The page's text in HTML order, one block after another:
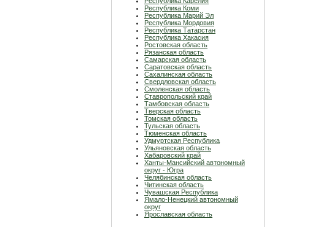
Республика Коми
Республика Марий Эл
Республика Мордовия
Республика Татарстан
Республика Хакасия
Ростовская область
Рязанская область
Самарская область
Саратовская область
Сахалинская область
Свердловская область
Смоленская область
Ставропольский край
Тамбовская область
Тверская область
Томская область
Тульская область
Тюменская область
Удмуртская Республика
Ульяновская область
Хабаровский край
Ханты-Мансийский автономный
округ - Югра
Челябинская область
Читинская область
Чувашская Республика
Ямало-Ненецкий автономный
округ
Ярославская область